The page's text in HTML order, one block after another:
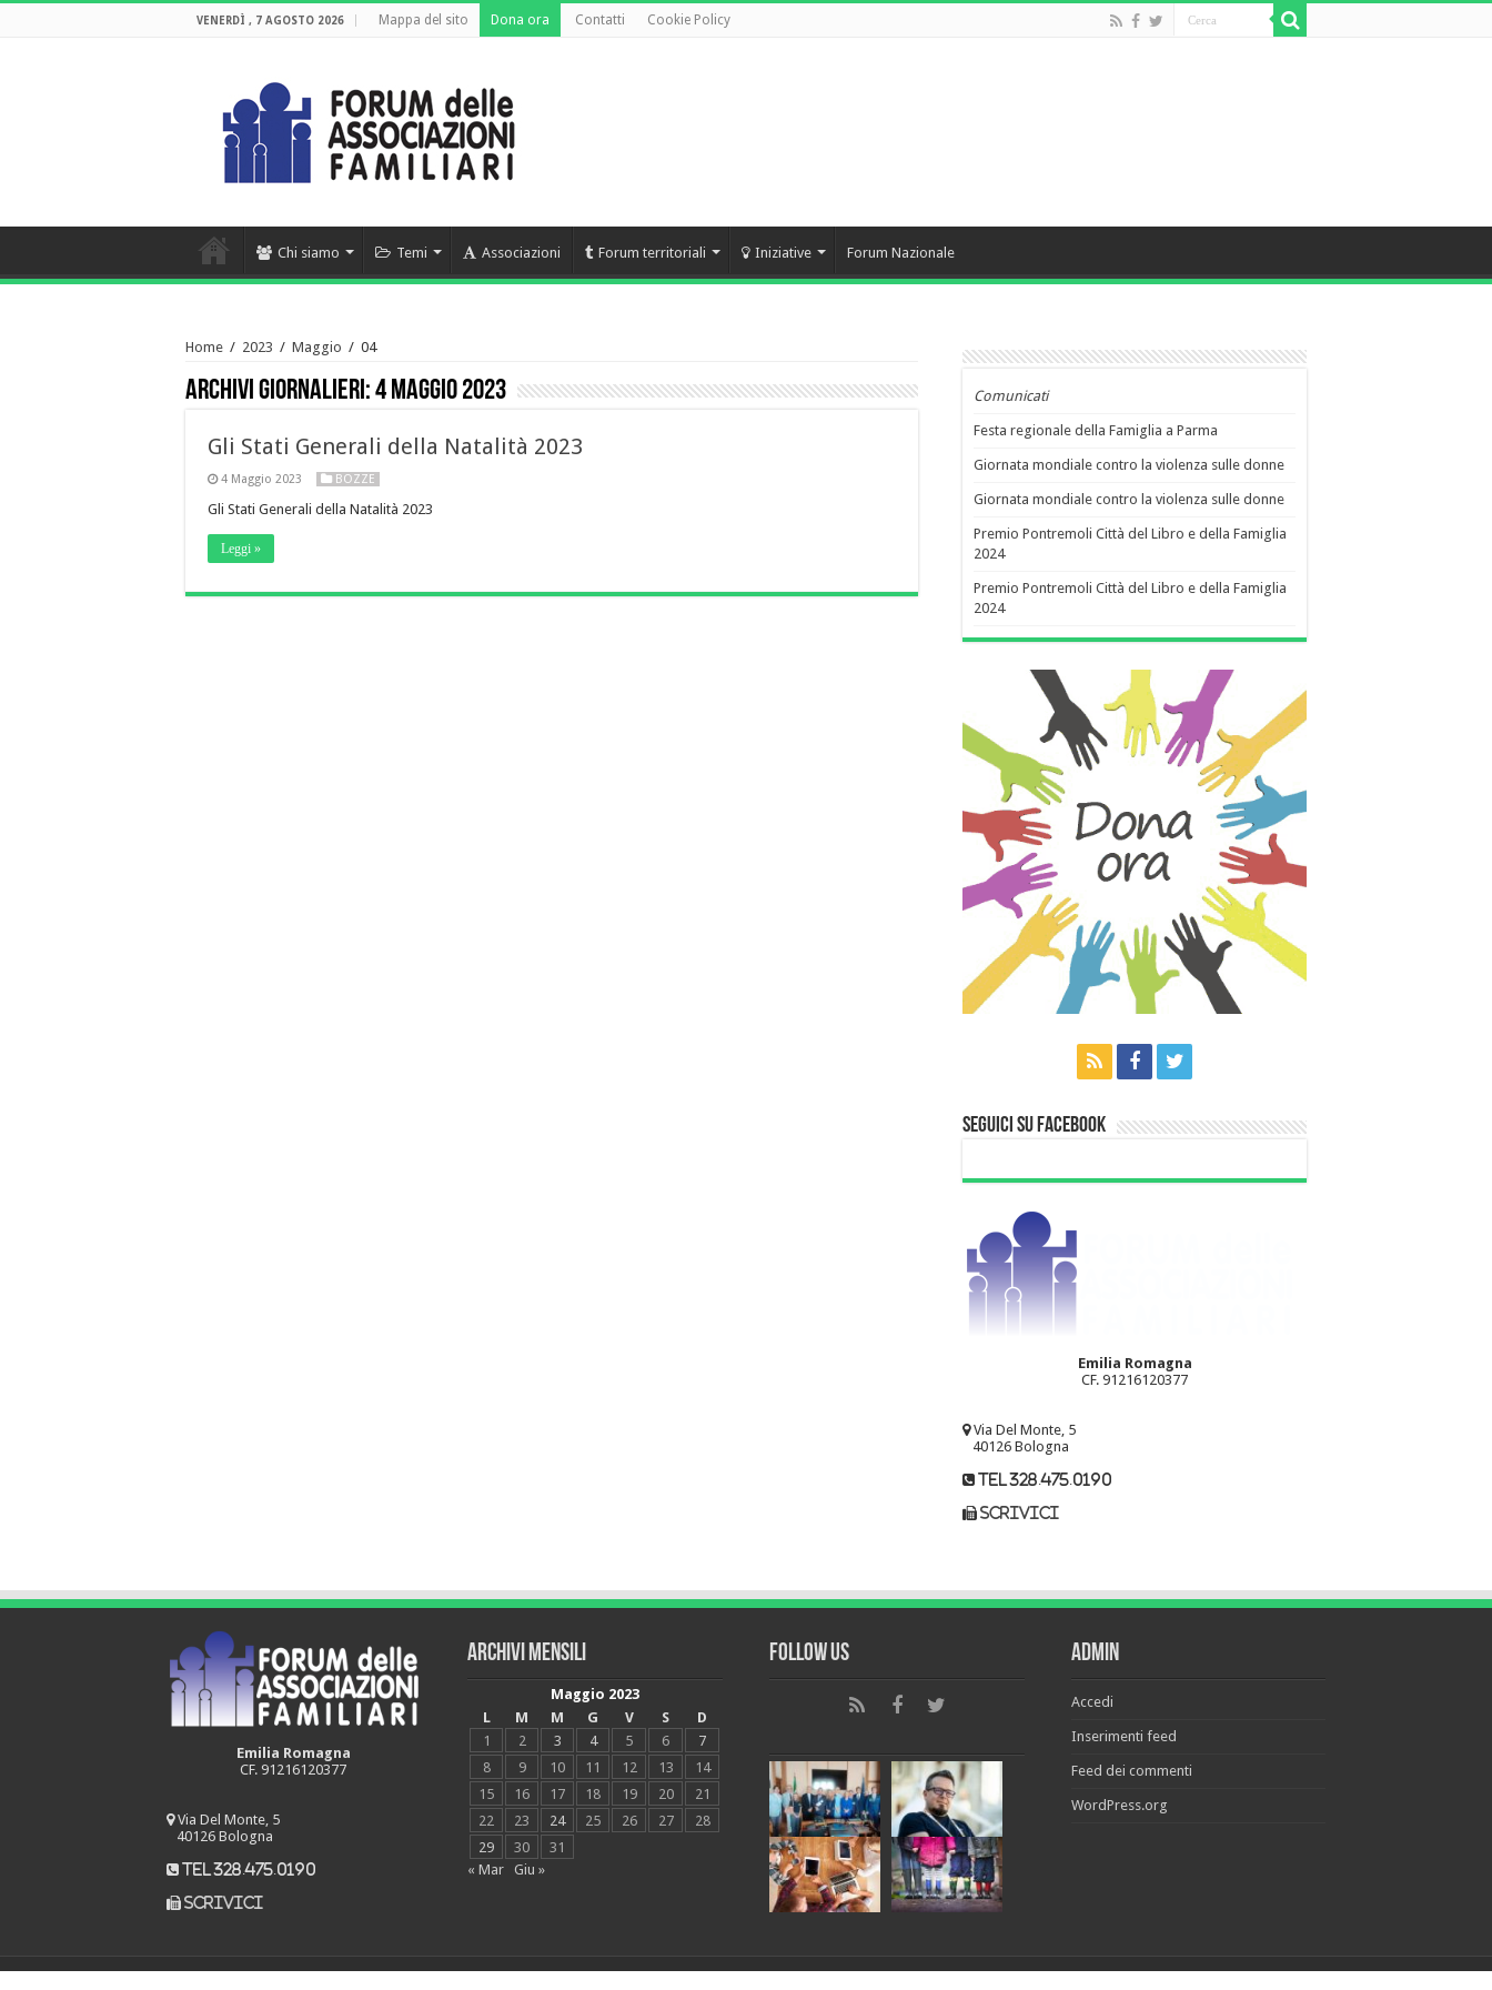
VENERDÌ , 7 AGOSTO 2026 Mappa del sito Dona ora Contatti Cookie Policy
Chi siamo Temi Associazioni Forum territoriali Iniziative Forum Nazionale
Home / 2023 / Maggio / 04
Archivi giornalieri:4 Maggio 2023
Gli Stati Generali della Natalità 2023
4 Maggio 2023 BOZZE
Gli Stati Generali della Natalità 2023
Leggi »
Comunicati
Festa regionale della Famiglia a Parma
Giornata mondiale contro la violenza sulle donne
Giornata mondiale contro la violenza sulle donne
Premio Pontremoli Città del Libro e della Famiglia
2024
Premio Pontremoli Città del Libro e della Famiglia
2024
Seguici su Facebook
Emilia Romagna
CF. 91216120377
Via Del Monte, 5
40126 Bologna
tel 328.475.0190
scrivici
Emilia Romagna
CF. 91216120377
Via Del Monte, 5
40126 Bologna
tel 328.475.0190
scrivici
Archivi mensili
Maggio 2023
L
M M G V S
D
1
2 3 4 5 6
7
8
9 10 11 12 13
14
15
16 17 18 19 20
21
22
23 24 25 26 27
28
29
30
31
« Mar
Giu »
Follow Us Admin
Accedi
Inserimenti feed
Feed dei commenti
WordPress.org